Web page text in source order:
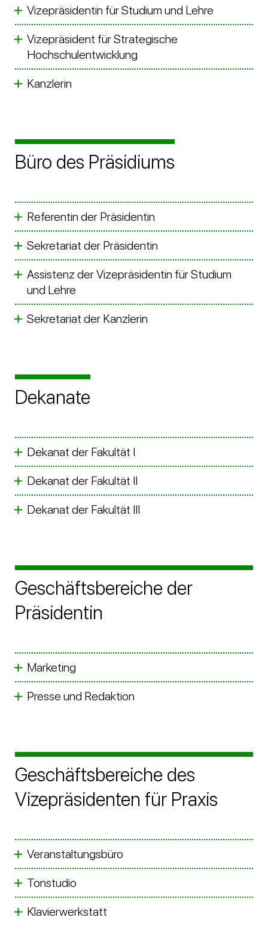
Vizepräsidentin für Studium und Lehre
Vizepräsident für Strategische
Hochschulentwicklung
Kanzlerin
Büro des Präsidiums
Referentin der Präsidentin
Sekretariat der Präsidentin
Assistenz der Vizepräsidentin für Studium
und Lehre
Sekretariat der Kanzlerin
Dekanate
Dekanat der Fakultät I
Dekanat der Fakultät II
Dekanat der Fakultät III
Geschäftsbereiche der
Präsidentin
Marketing
Presse und Redaktion
Geschäftsbereiche des
Vizepräsidenten für Praxis
Veranstaltungsbüro
Tonstudio
Klavierwerkstatt